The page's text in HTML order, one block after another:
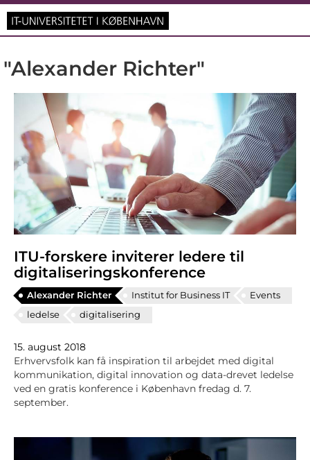
"Alexander Richter"
ITU-forskere inviterer ledere til
digitaliseringskonference
Alexander Richter Institut for Business IT
Events
ledelse
digitalisering
15. august 2018
Erhvervsfolk kan få inspiration til arbejdet med digital
kommunikation, digital innovation og data-drevet ledelse
ved en gratis konference i København fredag d. 7.
september.